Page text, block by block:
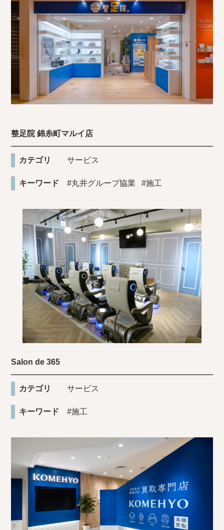
整足院 錦糸町マルイ店
カテゴリ サービス
キーワード #丸井グループ協業 #施工
Salon de 365
カテゴリ サービス
キーワード #施工